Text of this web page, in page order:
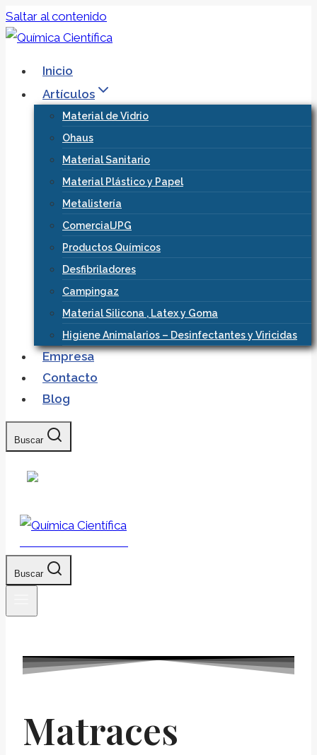
Saltar al contenido
Inicio
Artículos
Material de Vidrio
Ohaus
Material Sanitario
Material Plástico y Papel
Metalistería
ComercialJPG
Productos Químicos
Desfibriladores
Campingaz
Material Silicona , Latex y Goma
Higiene Animalarios – Desinfectantes y Viricidas
Empresa
Contacto
Blog
Buscar
Buscar
Matraces